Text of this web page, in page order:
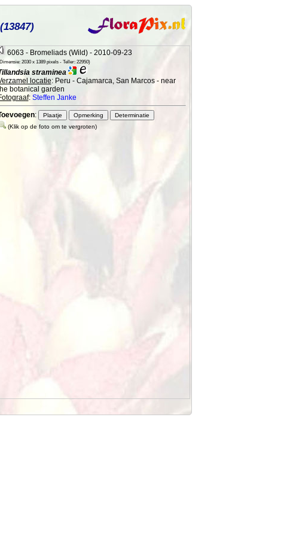
(13847)
6063 - Bromeliads (Wild) - 2010-09-23
2030 x 1389 pixels - Teller: 22950)
straminea
locatie: Peru - Cajamarca, San Marcos - near
botanical garden
: Steffen Janke
:
(Klik op de foto om te vergroten)